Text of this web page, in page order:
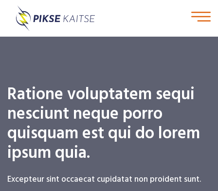
Ratione voluptatem sequi
nesciunt neque porro
quisquam est qui do lorem
ipsum quia.
Excepteur sint occaecat cupidatat non proident sunt.